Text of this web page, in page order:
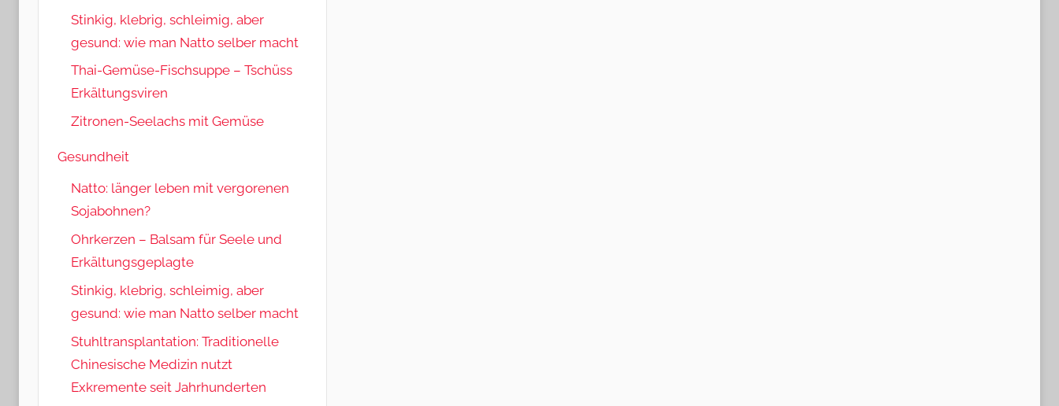
Stinkig, klebrig, schleimig, aber
gesund: wie man Natto selber macht
Thai-Gemüse-Fischsuppe – Tschüss
Erkältungsviren
Zitronen-Seelachs mit Gemüse
Gesundheit
Natto: länger leben mit vergorenen
Sojabohnen?
Ohrkerzen – Balsam für Seele und
Erkältungsgeplagte
Stinkig, klebrig, schleimig, aber
gesund: wie man Natto selber macht
Stuhltransplantation: Traditionelle
Chinesische Medizin nutzt
Exkremente seit Jahrhunderten